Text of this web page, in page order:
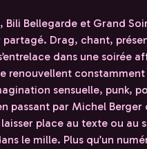
Bili Bellegarde et Grand
Drag, chant,
dans une soirée
renouvellent
sensuelle, punk,
passant par Michel
place au texte ou au
le mille. Plus qu’un